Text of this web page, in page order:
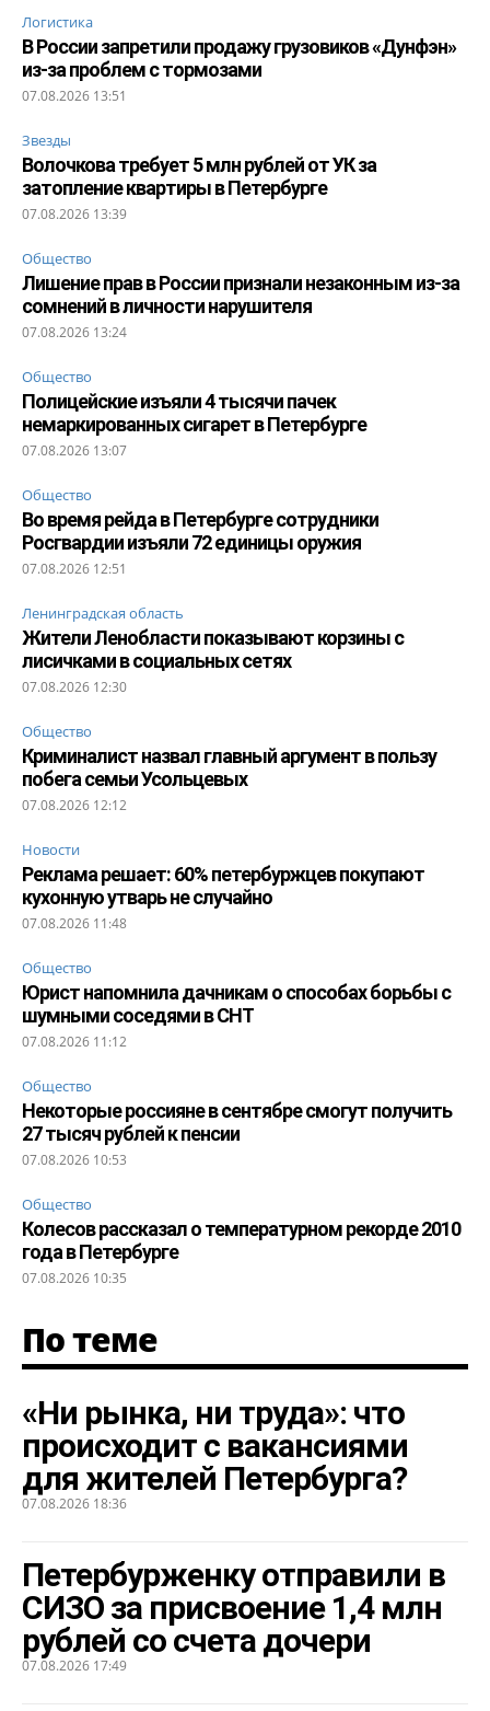
Логистика
В России запретили продажу грузовиков «Дунфэн»
из-за проблем с тормозами
07.08.2026 13:51
Звезды
Волочкова требует 5 млн рублей от УК за
затопление квартиры в Петербурге
07.08.2026 13:39
Общество
Лишение прав в России признали незаконным из-за
сомнений в личности нарушителя
07.08.2026 13:24
Общество
Полицейские изъяли 4 тысячи пачек
немаркированных сигарет в Петербурге
07.08.2026 13:07
Общество
Во время рейда в Петербурге сотрудники
Росгвардии изъяли 72 единицы оружия
07.08.2026 12:51
Ленинградская область
Жители Ленобласти показывают корзины с
лисичками в социальных сетях
07.08.2026 12:30
Общество
Криминалист назвал главный аргумент в пользу
побега семьи Усольцевых
07.08.2026 12:12
Новости
Реклама решает: 60% петербуржцев покупают
кухонную утварь не случайно
07.08.2026 11:48
Общество
Юрист напомнила дачникам о способах борьбы с
шумными соседями в СНТ
07.08.2026 11:12
Общество
Некоторые россияне в сентябре смогут получить
27 тысяч рублей к пенсии
07.08.2026 10:53
Общество
Колесов рассказал о температурном рекорде 2010
года в Петербурге
07.08.2026 10:35
По теме
«Ни рынка, ни труда»: что
происходит с вакансиями
для жителей Петербурга?
07.08.2026 18:36
Петербурженку отправили в
СИЗО за присвоение 1,4 млн
рублей со счета дочери
07.08.2026 17:49